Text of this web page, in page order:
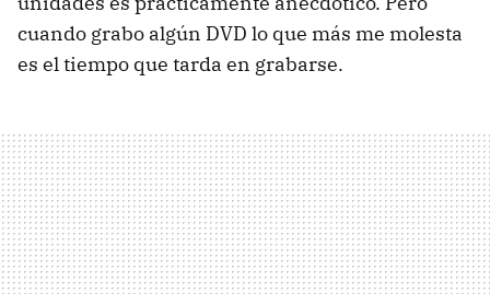
cuando grabo algún DVD lo que más me molesta
es el tiempo que tarda en grabarse.